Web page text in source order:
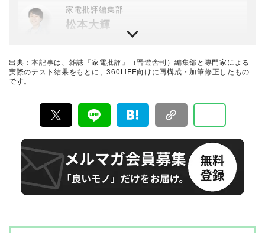
を経て、民間の試験機関で多くの商品テストに従事。テ
スト方法の立案から試験デザイン、試験装置の製作、テ
スト実施まで一貫した商品テストを手がける。日用雑貨
品や家電製品が専門。テスト方法の妥当性を担保しつ
つ、誰が見ても一目で結果が分かるビジュアル性を伴う
家電批評編集部
松本大輝
『家電批評』編集部所属。大阪芸大出身のゲーマー関西
トを愛と熱意で徹底検証。体メンテナンスやマッサージ
関連家電の比較検証にもチャレンジ予定！
最新家電おすすめベストバイ
『家電批評』は2009年11月創刊の月刊誌で、毎月3日に
発行している雑誌および家電専門情報を提供するWEBメ
ディア。あらゆる家電製品にまつわる「ユーザーが気に
なっていること」を深く掘り下げ、専門家や自社検証機
関と協力して徹底的にテスト・評価する。高額なテレビ
から数百円の乾電池まで、編集部と専門家、そして社内
検証機関が実機テストを行い、価格やブランドに惑わさ
れることなく製品の本質的な性能を見極め、その良し悪
しをありのまま、雑誌およびWEBコンテンツとして発
信。編集長・阿部淳平を中心に、11名以上の編集体制で
出典：本記事は、雑誌『家電批評』（晋遊舎刊）編集部と専門家による
実際のテスト結果をもとに、360LiFE向けに再構成・加筆修正したもの
です。